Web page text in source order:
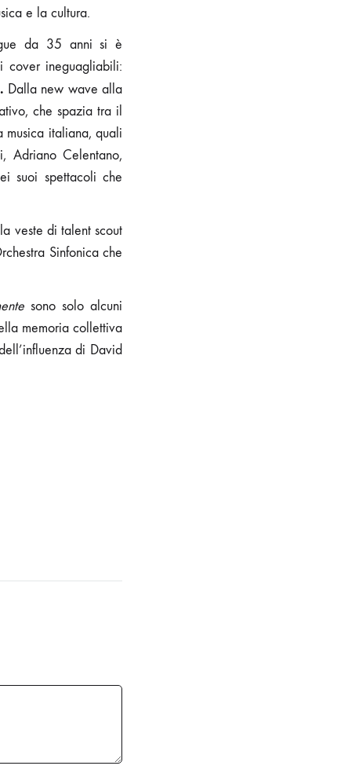
e la cultura.
da 35 anni si è
cover ineguagliabili:
Dalla new wave alla
che spazia tra il
italiana, quali
Adriano Celentano,
suoi spettacoli che
veste di talent scout
Sinfonica che
sono solo alcuni
memoria collettiva
di David